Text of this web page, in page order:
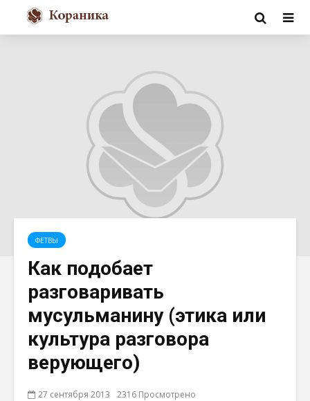
ФЕТВЫ
Как подобает
разговаривать
мусульманину (этика или
культура разговора
верующего)
27 сентября 2013 2316 Просмотрено